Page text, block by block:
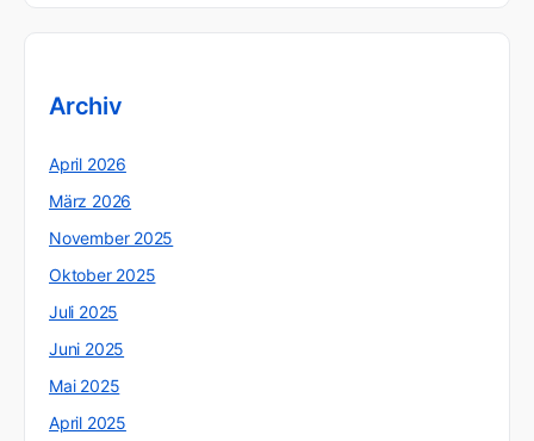
Archiv
April 2026
März 2026
November 2025
Oktober 2025
Juli 2025
Juni 2025
Mai 2025
April 2025